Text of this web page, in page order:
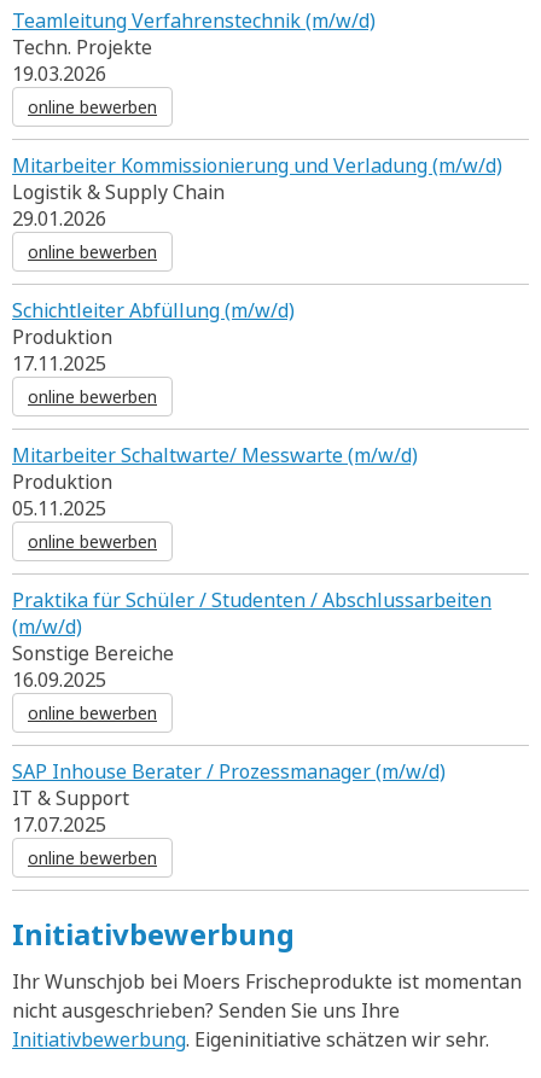
Teamleitung Verfahrenstechnik (m/w/d)
Techn. Projekte
19.03.2026
online bewerben
Mitarbeiter Kommissionierung und Verladung (m/w/d)
Logistik & Supply Chain
29.01.2026
online bewerben
Schichtleiter Abfüllung (m/w/d)
Produktion
17.11.2025
online bewerben
Mitarbeiter Schaltwarte/ Messwarte (m/w/d)
Produktion
05.11.2025
online bewerben
Praktika für Schüler / Studenten / Abschlussarbeiten
(m/w/d)
Sonstige Bereiche
16.09.2025
online bewerben
SAP Inhouse Berater / Prozessmanager (m/w/d)
IT & Support
17.07.2025
online bewerben
Initiativbewerbung
Ihr Wunschjob bei Moers Frischeprodukte ist momentan
nicht ausgeschrieben? Senden Sie uns Ihre
Initiativbewerbung. Eigeninitiative schätzen wir sehr.